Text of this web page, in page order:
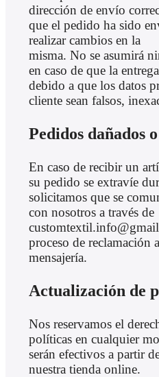
dirección de envío
que el pedido ha sido
realizar cambios en la
misma. No se asumirá
en caso de que la
debido a que los datos
cliente sean falsos,
Pedidos dañados
En caso de recibir un
su pedido se extravíe
solicitamos que se
con nosotros a través de
proceso de reclamación
mensajería.
Actualización de
Nos reservamos el
políticas en cualquier
serán efectivos a partir
nuestra tienda online.